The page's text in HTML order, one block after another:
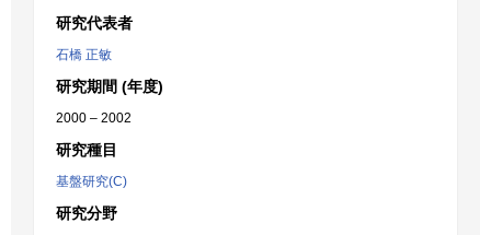
研究代表者
石橋 正敏
研究期間 (年度)
2000 – 2002
研究種目
基盤研究(C)
研究分野